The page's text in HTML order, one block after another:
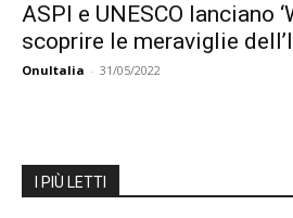
ASPI e UNESCO lanciano
scoprire le meraviglie
OnuItalia - 31/05/2022
I PIÙ LETTI